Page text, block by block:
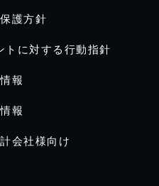
護方針
トに対する行動指針
報
報
会社様向け